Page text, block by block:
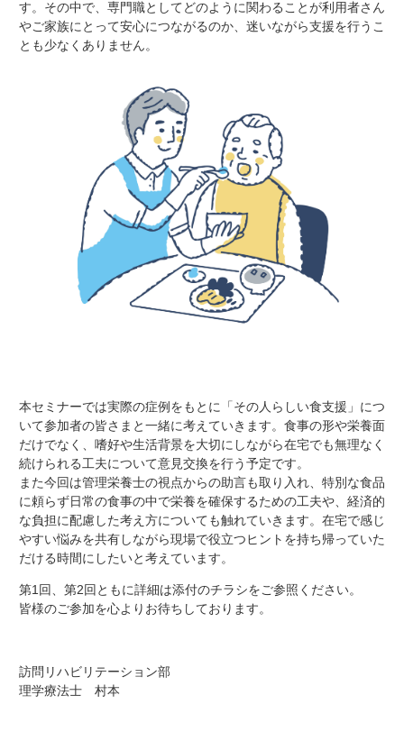
す。その中で、専門職としてどのように関わることが利用者さん
やご家族にとって安心につながるのか、迷いながら支援を行うこ
とも少なくありません。
本セミナーでは実際の症例をもとに「その人らしい食支援」につ
いて参加者の皆さまと一緒に考えていきます。食事の形や栄養面
だけでなく、嗜好や生活背景を大切にしながら在宅でも無理なく
続けられる工夫について意見交換を行う予定です。
また今回は管理栄養士の視点からの助言も取り入れ、特別な食品
に頼らず日常の食事の中で栄養を確保するための工夫や、経済的
な負担に配慮した考え方についても触れていきます。在宅で感じ
やすい悩みを共有しながら現場で役立つヒントを持ち帰っていた
だける時間にしたいと考えています。
第1回、第2回ともに詳細は添付のチラシをご参照ください。
皆様のご参加を心よりお待ちしております。
訪問リハビリテーション部
理学療法士 村本